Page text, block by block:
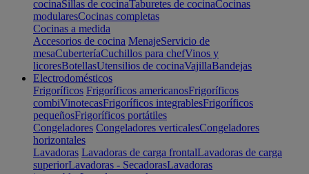
cocinaSillas de cocinaTaburetes de cocinaCocinas
modularesCocinas completas
Cocinas a medida
Accesorios de cocina MenajeServicio de
mesaCuberteríaCuchillos para chefVinos y
licoresBotellasUtensilios de cocinaVajillaBandejas
Electrodomésticos
Frigoríficos Frigoríficos americanosFrigoríficos
combiVinotecasFrigoríficos integrablesFrigoríficos
pequeñosFrigoríficos portátiles
Congeladores Congeladores verticalesCongeladores
horizontales
Lavadoras Lavadoras de carga frontalLavadoras de carga
superiorLavadoras - SecadorasLavadoras